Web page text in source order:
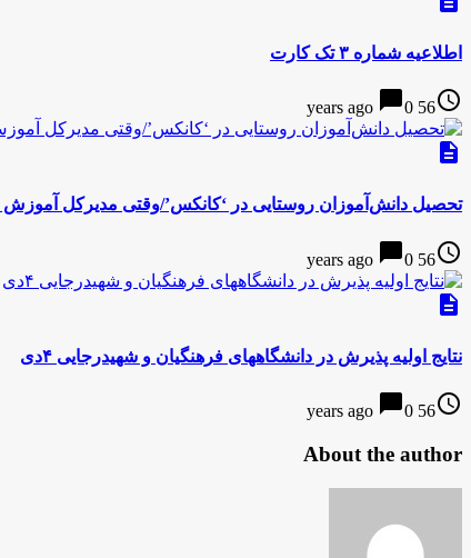
اطلاعیه شماره ۳ تک کارت
access_time
56 years ago
chat_bubble0
description
تحصیل دانش‌آموزان روستایی در ‘کانکس’/وقتی مدیرکل
access_time
56 years ago
chat_bubble0
description
نتایج اولیه پذیرش در دانشگاههای فرهنگیان و شهیدرجایی ۴دی
access_time
56 years ago
chat_bubble0
About the author